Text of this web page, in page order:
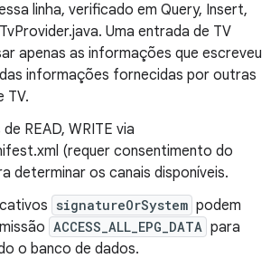
linha, verificado em Query, Insert,
Uma entrada de TV
apenas as informações que escreveu
informações fornecidas por outras
TV.
READ, WRITE via
(requer consentimento do
determinar os canais disponíveis.
signatureOrSystem podem
ACCESS_ALL_EPG_DATA para
o banco de dados.